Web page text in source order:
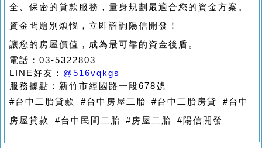
全、保密的貸款服務，量身規劃最適合您的資金方案。
資金問題別煩惱，立即諮詢陽信開發！
讓您的房屋價值，成為最可靠的資金後盾。
電話：03-5322803
LINE好友： @516vqkgs
服務據點：新竹市經國路一段678號
#台中二胎貸款 #台中房屋二胎 #台中二胎房貸 #台中
房屋貸款 #台中民間二胎 #房屋二胎 #陽信開發